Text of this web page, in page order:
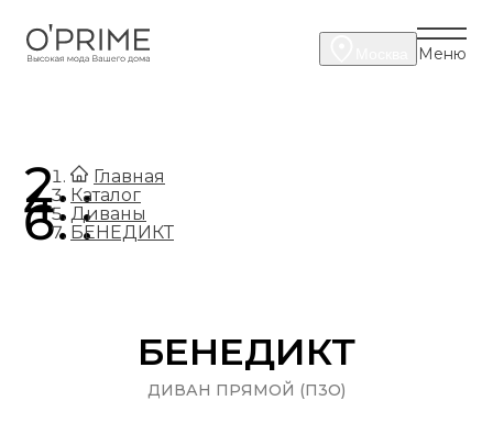
Меню
Главная
.
Каталог
.
Диваны
.
БЕНЕДИКТ
БЕНЕДИКТ
ДИВАН ПРЯМОЙ (П3О)